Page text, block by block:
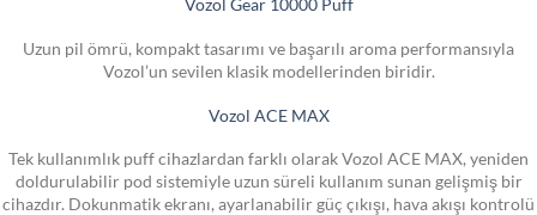
Vozol Gear 10000 Puff
Uzun pil ömrü, kompakt tasarımı ve başarılı aroma performansıyla
Vozol’un sevilen klasik modellerinden biridir.
Vozol ACE MAX
Tek kullanımlık puff cihazlardan farklı olarak Vozol ACE MAX, yeniden
doldurulabilir pod sistemiyle uzun süreli kullanım sunan gelişmiş bir
cihazdır. Dokunmatik ekranı, ayarlanabilir güç çıkışı, hava akışı kontrolü